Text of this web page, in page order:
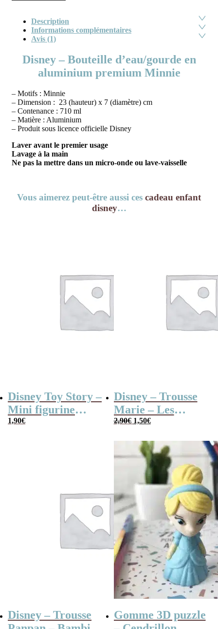
Description
Informations complémentaires
Avis (1)
Disney – Bouteille d’eau/gourde en
aluminium premium Minnie
– Motifs : Minnie
– Dimension : 23 (hauteur) x 7 (diamètre) cm
– Contenance : 710 ml
– Matière : Aluminium
– Produit sous licence officielle Disney
Laver avant le premier usage
Lavage à la main
Ne pas la mettre dans un micro-onde ou lave-vaisselle
Vous aimerez peut-être aussi ces cadeau enfant
disney…
Disney Toy Story –
Mini figurine
mystère série B
1,90€
Disney – Trousse
Marie – Les
Aristochats
2,90€ Le
était :
2,90€.
1,50€Le
est :
1,50€.
Disney – Trousse
Gomme 3D puzzle